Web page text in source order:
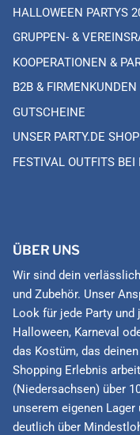
HALLOWEEN PARTYS
GRUPPEN- &
KOOPERATIONEN &
B2B & FIRMENKUNDEN
GUTSCHEINE
UNSER PARTY.DE SHOP
FESTIVAL OUTFITS BEI
ÜBER UNS
Wir sind dein
und Zubehör. Unser
Look für jede Party und
Halloween, Karneval
das Kostüm, das
Shopping Erlebnis
(Niedersachsen) über
unserem eigenen
deutlich über